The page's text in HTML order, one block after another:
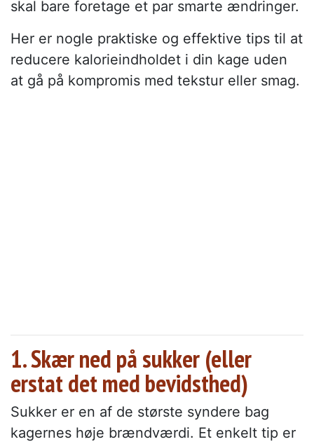
skal bare foretage et par smarte ændringer.
Her er nogle praktiske og effektive tips til at
reducere kalorieindholdet i din kage uden
at gå på kompromis med tekstur eller smag.
1. Skær ned på sukker (eller
erstat det med bevidsthed)
Sukker er en af de største syndere bag
kagernes høje brændværdi. Et enkelt tip er